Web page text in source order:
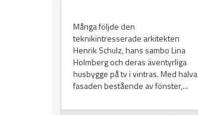
Många följde den
teknikintresserade arkitekten
Henrik Schulz, hans sambo Lina
Holmberg och deras äventyrliga
husbygge på tv i vintras. Med halva
fasaden bestående av fönster,...